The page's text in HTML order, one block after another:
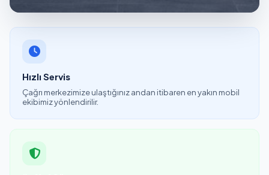
Hızlı Servis
Çağrı merkezimize ulaştığınız andan itibaren en yakın mobil
ekibimiz yönlendirilir.